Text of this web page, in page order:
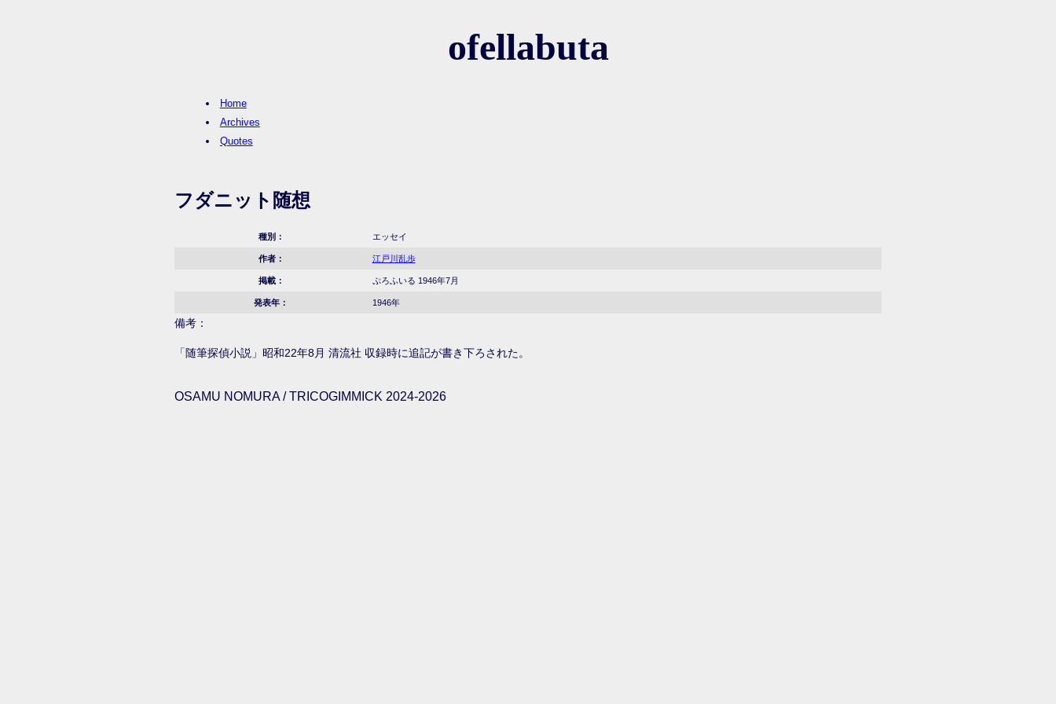
ofellabuta
Home
Archives
Quotes
フダニット随想
種別： エッセイ
作者： 江戸川乱歩
掲載： ぷろふいる 1946年7月
発表年： 1946年
備考：
「随筆探偵小説」昭和22年8月 清流社 収録時に追記が書き下ろされた。
OSAMU NOMURA / TRICOGIMMICK 2024-2026